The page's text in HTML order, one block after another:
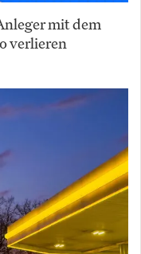
mit dem
verlieren